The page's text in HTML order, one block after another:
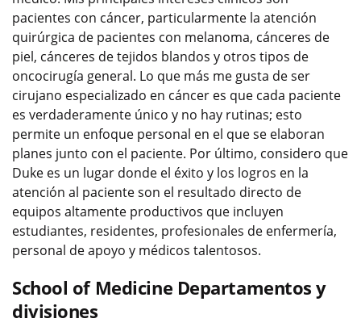
pacientes con cáncer, particularmente la atención
quirúrgica de pacientes con melanoma, cánceres de
piel, cánceres de tejidos blandos y otros tipos de
oncocirugía general. Lo que más me gusta de ser
cirujano especializado en cáncer es que cada paciente
es verdaderamente único y no hay rutinas; esto
permite un enfoque personal en el que se elaboran
planes junto con el paciente. Por último, considero que
Duke es un lugar donde el éxito y los logros en la
atención al paciente son el resultado directo de
equipos altamente productivos que incluyen
estudiantes, residentes, profesionales de enfermería,
personal de apoyo y médicos talentosos.
School of Medicine Departamentos y
divisiones